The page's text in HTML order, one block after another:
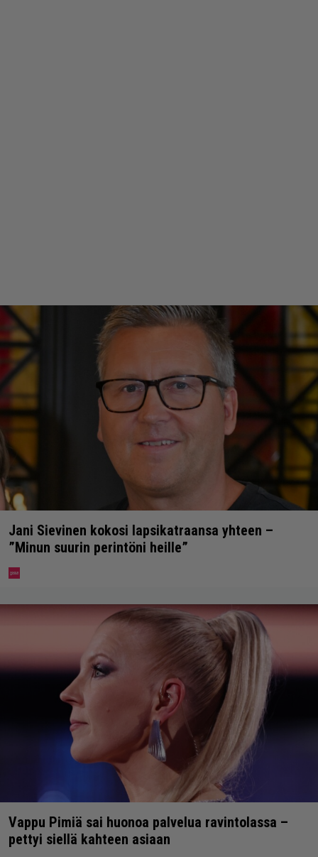
Jani Sievinen kokosi lapsikatraansa yhteen –
”Minun suurin perintöni heille”
Vappu Pimiä sai huonoa palvelua ravintolassa –
pettyi siellä kahteen asiaan